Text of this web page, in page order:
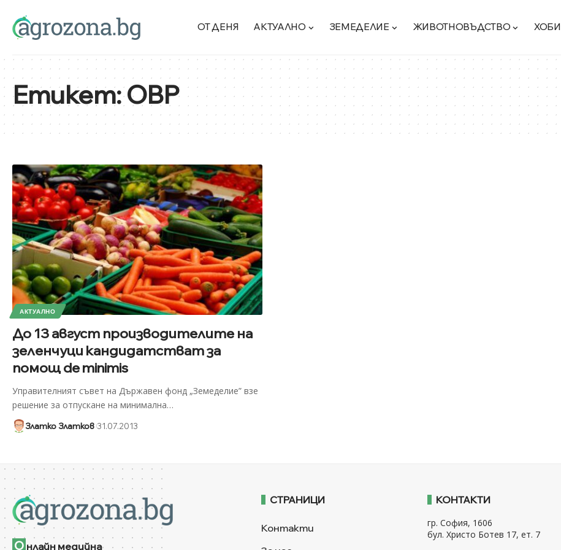
ОТ ДЕНЯ АКТУАЛНО ЗЕМЕДЕЛИЕ ЖИВОТНОВЪДСТВО ХОБИ
Етикет:OBP
АКТУАЛНО
До 13 август производителите на
зеленчуци кандидатстват за
помощ de minimis
Управителният съвет на Държавен фонд „Земеделие” взе
решение за отпускане на минимална…
Златко Златков 31.07.2013
О нлайн медийна
СТРАНИЦИ
Контакти
КОНТАКТИ
гр. София, 1606
бул. Христо Ботев 17, ет. 7